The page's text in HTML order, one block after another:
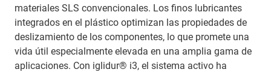
materiales SLS convencionales. Los finos lubricantes
integrados en el plástico optimizan las propiedades de
deslizamiento de los componentes, lo que promete una
vida útil especialmente elevada en una amplia gama de
aplicaciones. Con iglidur® i3, el sistema activo ha